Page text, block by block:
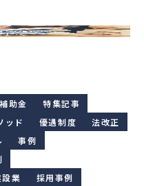
補助金
特集記事
ッド 優遇制度
法改正
事例
設業
採用事例